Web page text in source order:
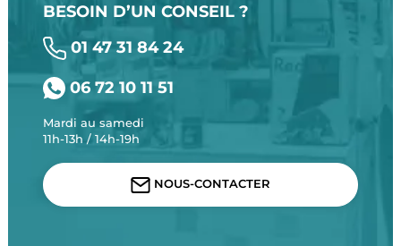
BESOIN D’UN CONSEIL ?
01 47 31 84 24
06 72 10 11 51
Mardi au samedi
11h-13h / 14h-19h
NOUS-CONTACTER